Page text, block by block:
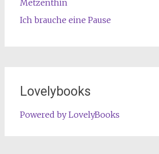
Metzenthin
Ich brauche eine Pause
Lovelybooks
Powered by LovelyBooks